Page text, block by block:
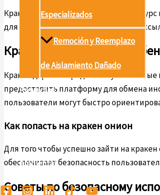
Especializados
Remoción y Reemplazo
de Aislamiento Dañado
Proyectos
Ambiental
Кракен – это не просто ключевой
для получения актуальных данных и
Кракен даркнет и его
Кракен даркнет предлагает
предоставить платформу для обмена
пользователи могут быстро
Как попасть на кракен онион
Для того чтобы успешно зайти на
обеспечивает безопасность
Советы по безопасному